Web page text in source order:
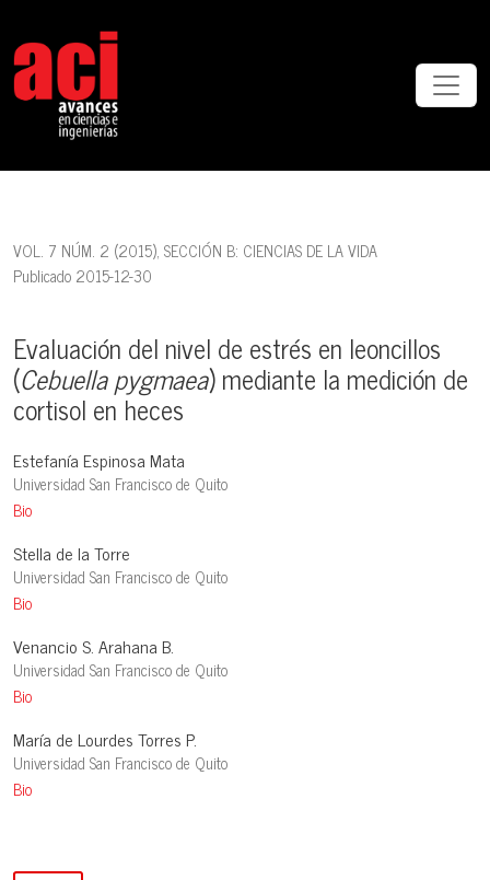
VOL. 7 NÚM. 2 (2015), SECCIÓN B: CIENCIAS DE LA VIDA
Evaluación del nivel de estrés en leoncillos
(Cebuella pygmaea) mediante la medición de
cortisol en heces
Publicado 2015-12-30
Estefanía Espinosa Mata
Universidad San Francisco de Quito
Bio
Stella de la Torre
Universidad San Francisco de Quito
Bio
Venancio S. Arahana B.
Universidad San Francisco de Quito
Bio
María de Lourdes Torres P.
Universidad San Francisco de Quito
Bio